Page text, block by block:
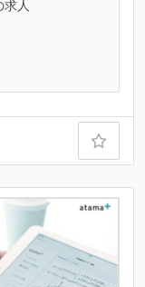
求人